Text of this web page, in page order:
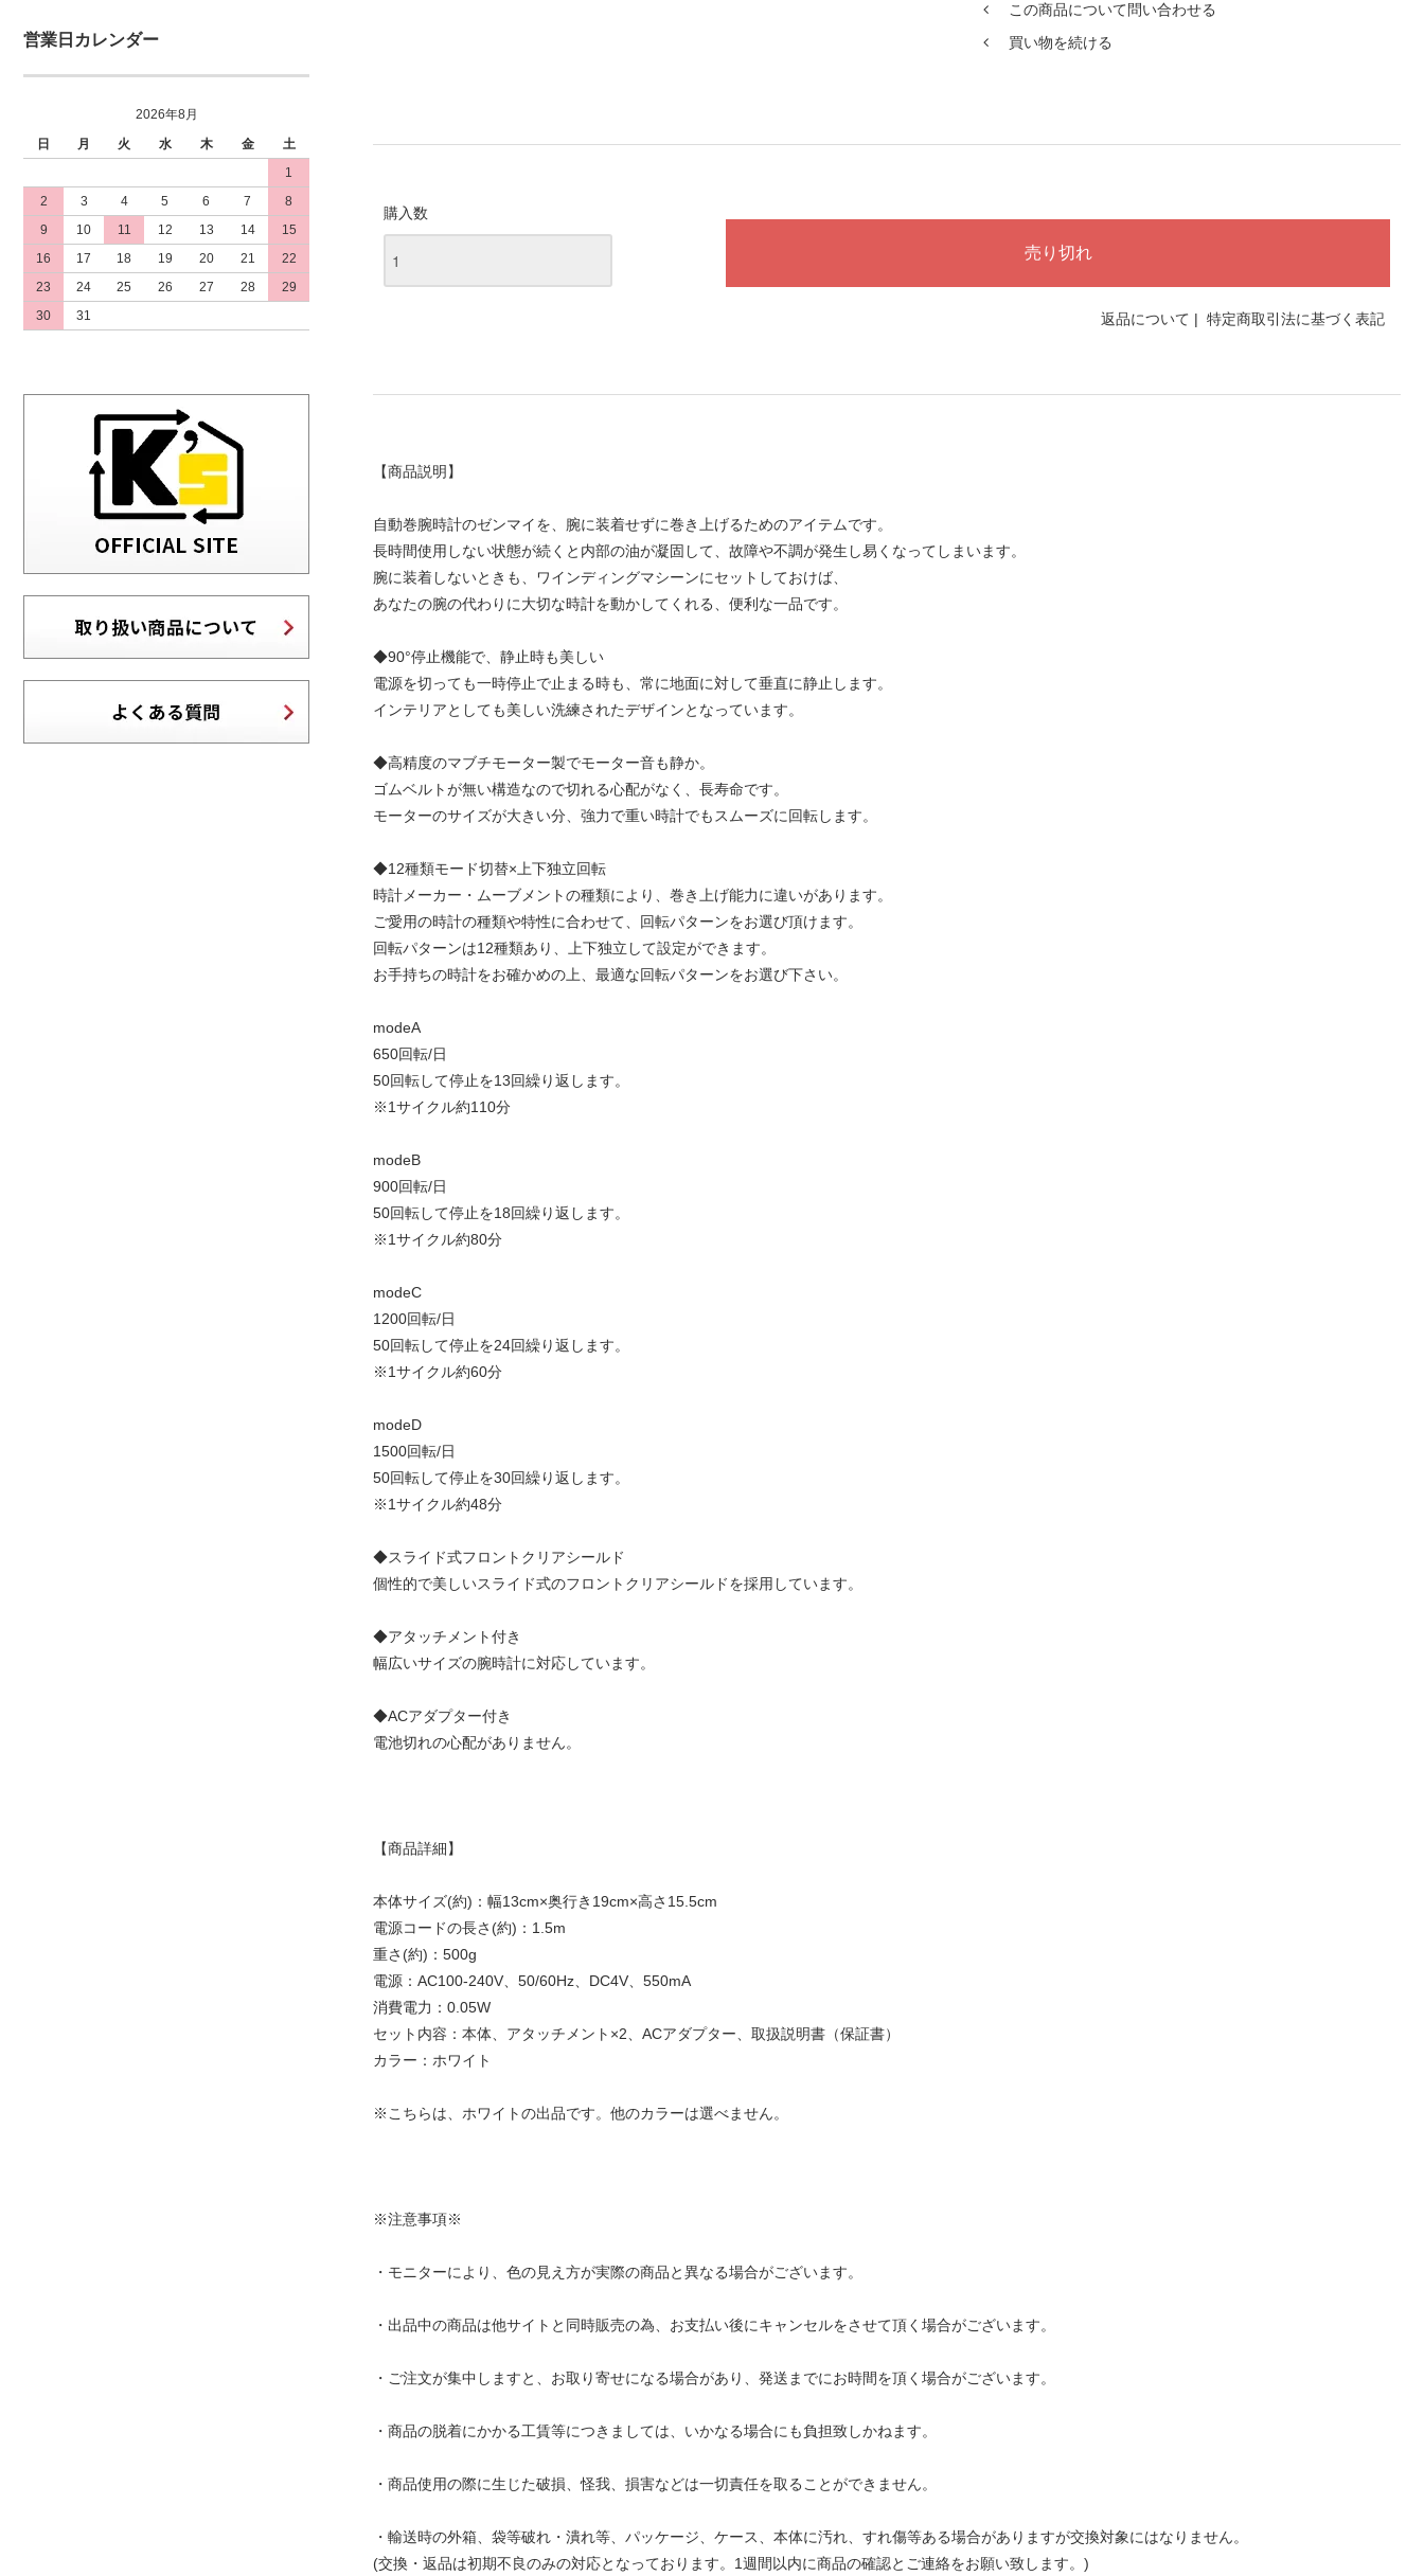
営業日カレンダー
2026年8月
日
月 火 水 木 金
土
1
2
3 4 5 6 7
8
9
10 11 12 13 14
15
16
17 18 19 20 21
22
23
24 25 26 27 28
29
30
31
この商品について問い合わせる
買い物を続ける
購入数
返品について | 特定商取引法に基づく表記
【商品説明】
自動巻腕時計のゼンマイを、腕に装着せずに巻き上げるためのアイテムです。
長時間使用しない状態が続くと内部の油が凝固して、故障や不調が発生し易くなってしまいます。
腕に装着しないときも、ワインディングマシーンにセットしておけば、
あなたの腕の代わりに大切な時計を動かしてくれる、便利な一品です。
◆90°停止機能で、静止時も美しい
電源を切っても一時停止で止まる時も、常に地面に対して垂直に静止します。
インテリアとしても美しい洗練されたデザインとなっています。
◆高精度のマブチモーター製でモーター音も静か。
ゴムベルトが無い構造なので切れる心配がなく、長寿命です。
モーターのサイズが大きい分、強力で重い時計でもスムーズに回転します。
◆12種類モード切替×上下独立回転
時計メーカー・ムーブメントの種類により、巻き上げ能力に違いがあります。
ご愛用の時計の種類や特性に合わせて、回転パターンをお選び頂けます。
回転パターンは12種類あり、上下独立して設定ができます。
お手持ちの時計をお確かめの上、最適な回転パターンをお選び下さい。
modeA
650回転/日
50回転して停止を13回繰り返します。
※1サイクル約110分
modeB
900回転/日
50回転して停止を18回繰り返します。
※1サイクル約80分
modeC
1200回転/日
50回転して停止を24回繰り返します。
※1サイクル約60分
modeD
1500回転/日
50回転して停止を30回繰り返します。
※1サイクル約48分
◆スライド式フロントクリアシールド
個性的で美しいスライド式のフロントクリアシールドを採用しています。
◆アタッチメント付き
幅広いサイズの腕時計に対応しています。
◆ACアダプター付き
電池切れの心配がありません。
【商品詳細】
本体サイズ(約)：幅13cm×奥行き19cm×高さ15.5cm
電源コードの長さ(約)：1.5m
重さ(約)：500g
電源：AC100-240V、50/60Hz、DC4V、550mA
消費電力：0.05W
セット内容：本体、アタッチメント×2、ACアダプター、取扱説明書（保証書）
カラー：ホワイト
※こちらは、ホワイトの出品です。他のカラーは選べません。
※注意事項※
・モニターにより、色の見え方が実際の商品と異なる場合がございます。
・出品中の商品は他サイトと同時販売の為、お支払い後にキャンセルをさせて頂く場合がございます。
・ご注文が集中しますと、お取り寄せになる場合があり、発送までにお時間を頂く場合がございます。
・商品の脱着にかかる工賃等につきましては、いかなる場合にも負担致しかねます。
・商品使用の際に生じた破損、怪我、損害などは一切責任を取ることができません。
・輸送時の外箱、袋等破れ・潰れ等、パッケージ、ケース、本体に汚れ、すれ傷等ある場合がありますが交換対象にはなりません。
(交換・返品は初期不良のみの対応となっております。1週間以内に商品の確認とご連絡をお願い致します。)